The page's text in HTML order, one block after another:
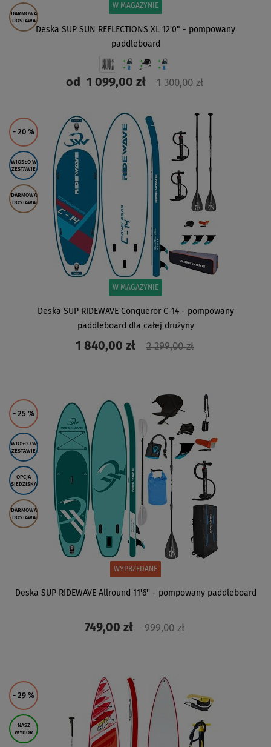
DARMOWA
DOSTAWA
W MAGAZYNIE
Deska SUP SUN REFLECTIONS XL 12'0" - pompowany
paddleboard
od 1 099,00 zł 1 300,00 zł
ZOBACZ
- 20 %
WIOSŁO W
ZESTAWIE
DARMOWA
DOSTAWA
W MAGAZYNIE
Deska SUP RIDEWAVE Conqueror C-14 - pompowany
paddleboard dla całej drużyny
1 840,00 zł 2 299,00 zł
- 25 %
WIOSŁO W
ZESTAWIE
OPCJA
SIEDZISKA
DARMOWA
DOSTAWA
WYPRZEDANE
Deska SUP RIDEWAVE Allround 11'6'' - pompowany paddleboard
749,00 zł 999,00 zł
ZOBACZ
- 29 %
NASZ
WYBÓR